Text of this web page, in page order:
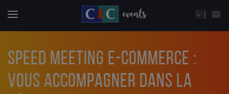
email
CHOISISSEZ UNE THÉMATIQUE
SPEED MEETING E-COMMERCE :
VOUS ACCOMPAGNER DANS LA